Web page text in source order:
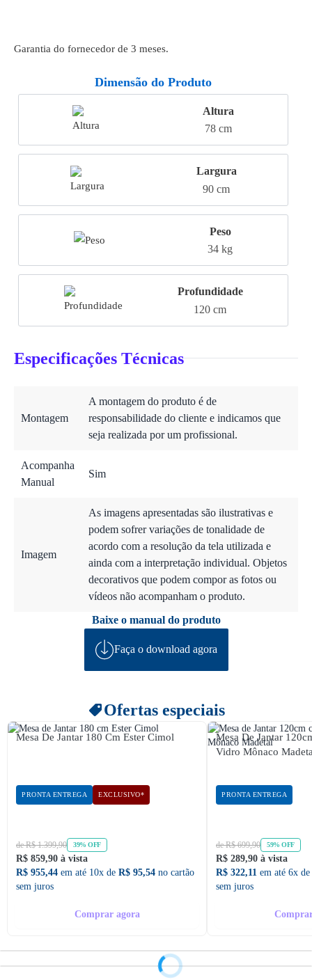
Garantia do fornecedor de 3 meses.
Dimensão do Produto
Altura
78 cm
Largura
90 cm
Peso
34 kg
Profundidade
120 cm
Especificações Técnicas
Montagem
A montagem do produto é de
responsabilidade do cliente e indicamos que
seja realizada por um profissional.
Acompanha
Manual
Sim
Imagem
As imagens apresentadas são ilustrativas e
podem sofrer variações de tonalidade de
acordo com a resolução da tela utilizada e
ainda com a interpretação individual. Objetos
decorativos que podem compor as fotos ou
vídeos não acompanham o produto.
Baixe o manual do produto
Faça o download agora
Ofertas especiais
Mesa De Jantar 180 Cm Ester Cimol
PRONTA ENTREGA EXCLUSIVO*
de R$ 1.399,90 39% OFF
R$ 859,90 à vista
R$ 955,44 em até 10x de R$ 95,54 no cartão
sem juros
Comprar agora
Mesa De Jantar
Vidro Mônaco
PRONTA ENTREGA
de R$ 699,90 59% OFF
R$ 289,90 à vista
R$ 322,11 em até 6x de
sem juros